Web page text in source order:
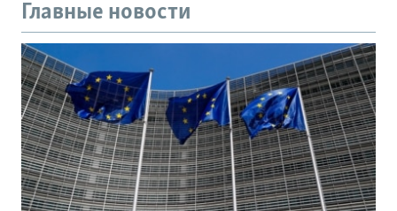
Главные новости